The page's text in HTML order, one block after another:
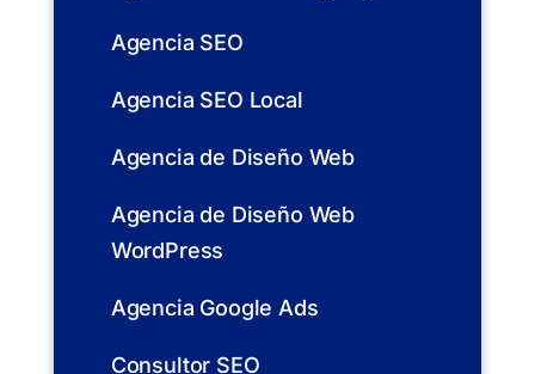
Agencia SEO
Agencia SEO Local
Agencia de Diseño Web
Agencia de Diseño Web
WordPress
Agencia Google Ads
Consultor SEO